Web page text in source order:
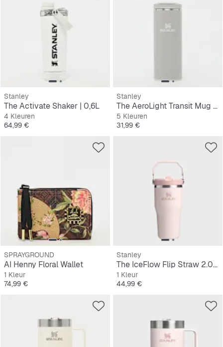
Stanley
The Activate Shaker | 0,6L
4 Kleuren
Prijs
64,99 €
Stanley
The AeroLight Transit Mug | 0,35L
5 Kleuren
Prijs
31,99 €
SPRAYGROUND
AI Henny Floral Wallet
1 Kleur
Prijs
74,99 €
Stanley
The IceFlow Flip Straw 2.0 Tumbler | 0,6L
1 Kleur
Prijs
44,99 €